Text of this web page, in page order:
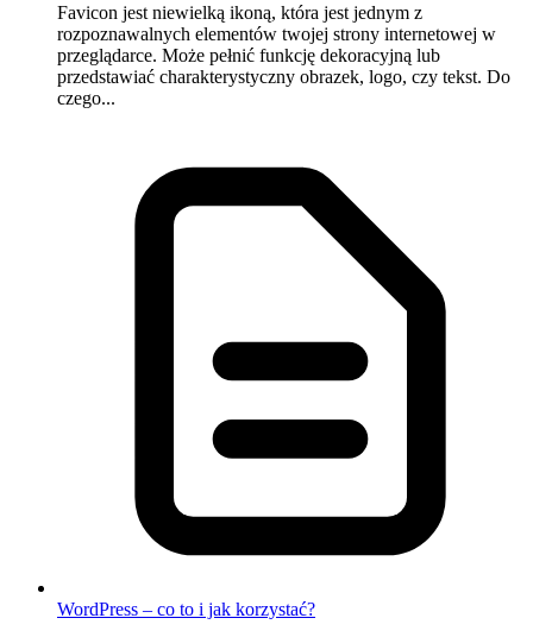
Favicon jest niewielką ikoną, która jest jednym z
rozpoznawalnych elementów twojej strony internetowej w
przeglądarce. Może pełnić funkcję dekoracyjną lub
przedstawiać charakterystyczny obrazek, logo, czy tekst. Do
czego...
WordPress – co to i jak korzystać?